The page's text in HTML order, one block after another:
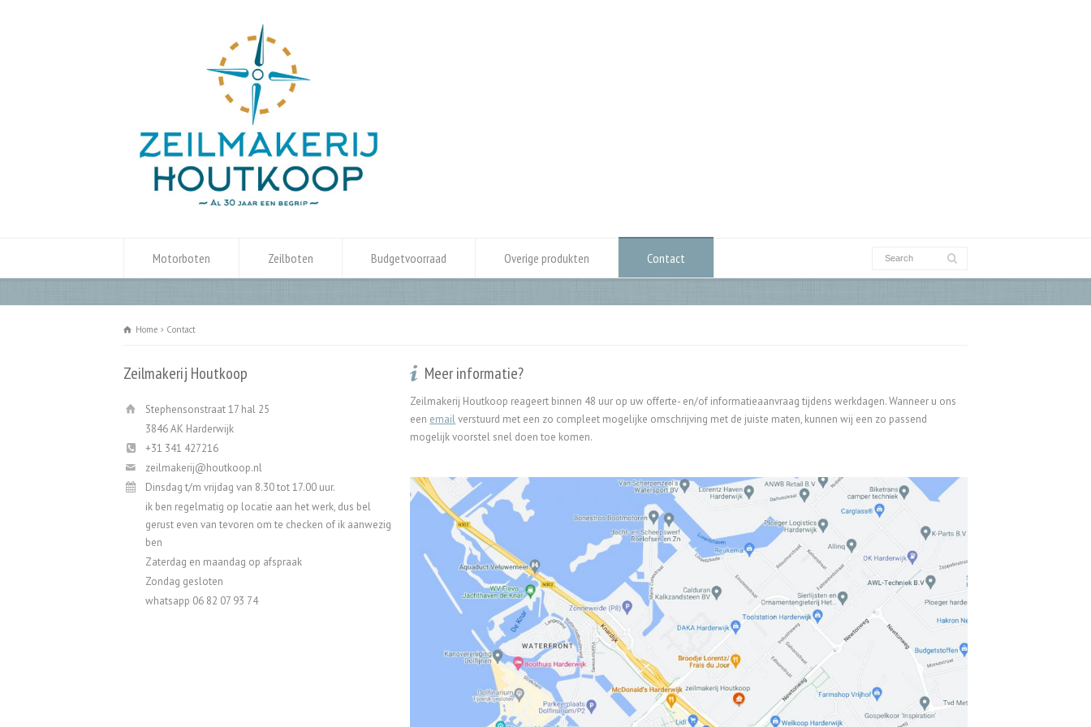
Motorboten Zeilboten Budgetvoorraad Overige produkten Contact
Home Contact
Zeilmakerij Houtkoop
Stephensonstraat 17 hal 25
3846 AK Harderwijk
+31 341 427216
zeilmakerij@houtkoop.nl
Dinsdag t/m vrijdag van 8.30 tot 17.00 uur.
ik ben regelmatig op locatie aan het werk, dus bel
gerust even van tevoren om te checken of ik aanwezig
ben
Zaterdag en maandag op afspraak
Zondag gesloten
whatsapp 06 82 07 93 74
Meer informatie?
Zeilmakerij Houtkoop reageert binnen 48 uur op uw offerte- en/of informatieaanvraag tijdens werkdagen. Wanneer u ons
een emailverstuurd met een zo compleet mogelijke omschrijving met de juiste maten, kunnen wij een zo passend
mogelijk voorstel snel doen toe komen.